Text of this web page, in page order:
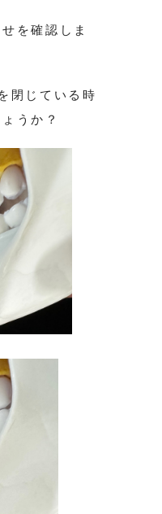
を確認しま
閉じている時
うか？